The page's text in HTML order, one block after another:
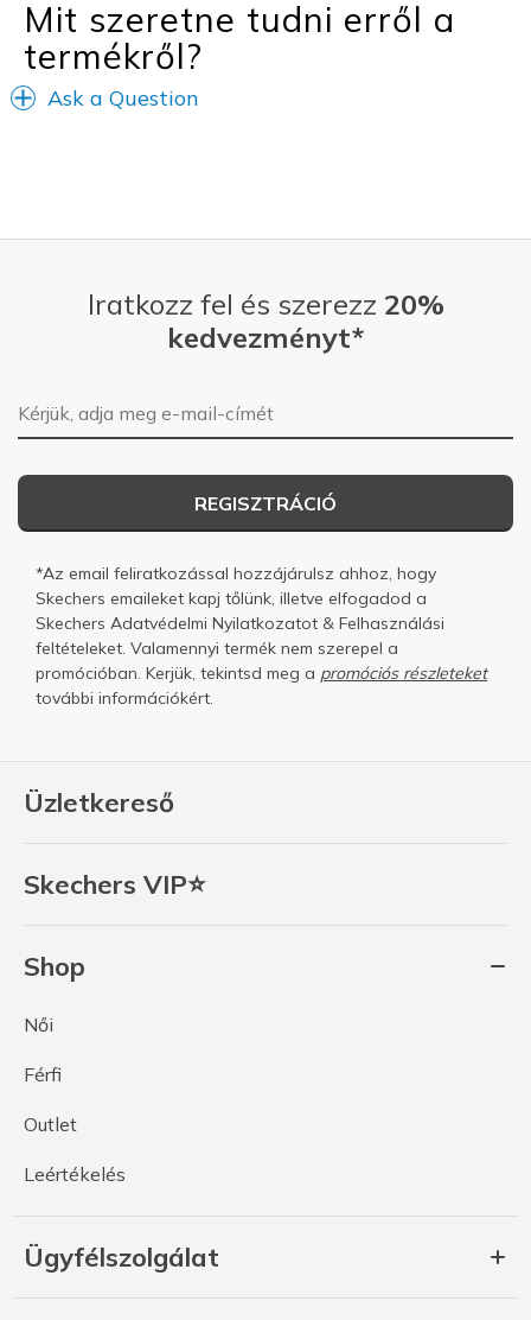
Needs Metatarsal Support
Tie laces
Special Occasions
Travel
Sizing
Feels true to size
Mit szeretne tudni erről a
termékről?
Ask a Question
Üzletkereső
Skechers VIP⭐
Shop
Női
Férfi
Outlet
Leértékelés
Ügyfélszolgálat
Iratkozz fel és szerezz 20%
kedvezményt*
E-mail-cím
REGISZTRÁCIÓ
*Az email feliratkozással hozzájárulsz ahhoz, hogy
Skechers emaileket kapj tőlünk, illetve elfogadod a
Skechers Adatvédelmi Nyilatkozatot & Felhasználási
feltételeket. Valamennyi termék nem szerepel a
promócióban. Kerjük, tekintsd meg a promóciós részleteket
további információkért.